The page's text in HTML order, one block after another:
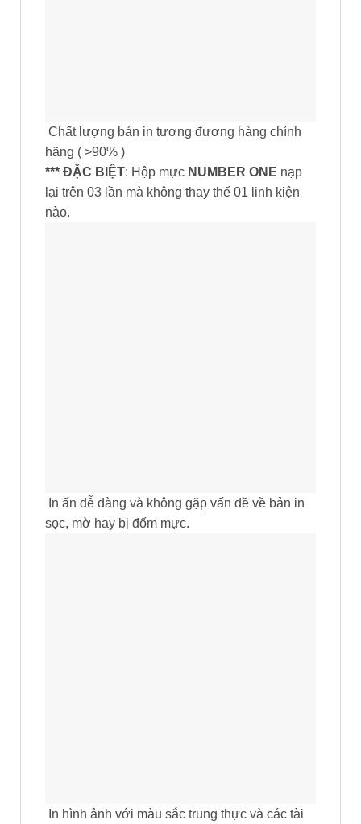
Chất lượng bản in tương đương hàng chính
hãng ( >90% )
*** ĐẶC BIỆT: Hộp mực NUMBER ONE nạp
lại trên 03 lần mà không thay thế 01 linh kiện
nào.
In ấn dễ dàng và không gặp vấn đề về bản in
sọc, mờ hay bị đốm mực.
In hình ảnh với màu sắc trung thực và các tài